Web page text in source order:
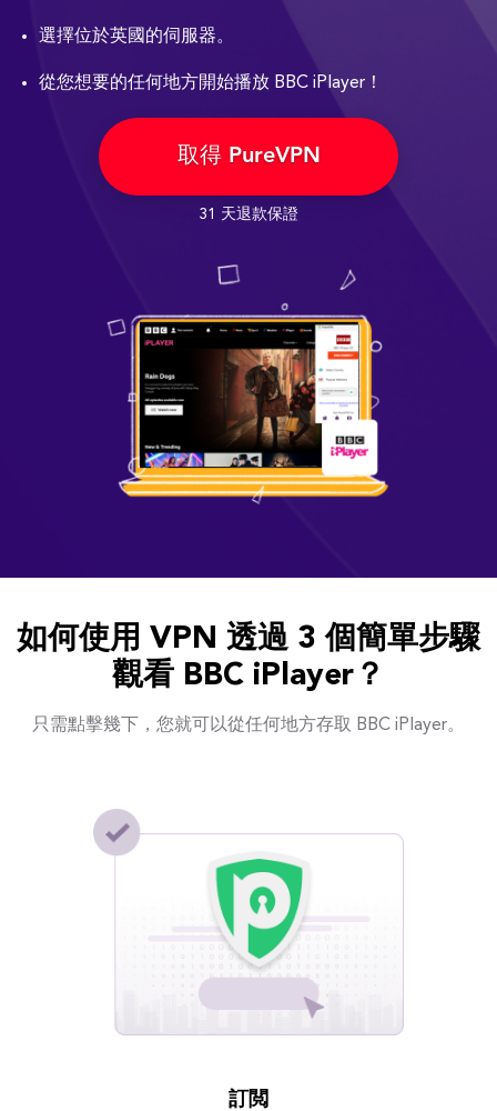
選擇位於英國的伺服器。
從您想要的任何地方開始播放 BBC iPlayer！
取得 PureVPN
31 天退款保證
如何使用 VPN 透過 3 個簡單步驟
觀看 BBC iPlayer？
只需點擊幾下，您就可以從任何地方存取 BBC iPlayer。
訂閲